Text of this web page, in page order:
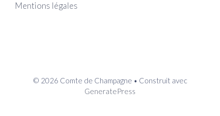
Mentions légales
© 2026 Comte de Champagne • Construit avec
GeneratePress